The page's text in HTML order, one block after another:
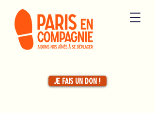
Je fais un don !